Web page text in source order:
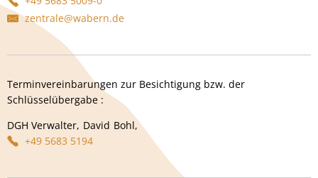
zentrale@wabern.de
Terminvereinbarungen zur Besichtigung bzw. der
Schlüsselübergabe :
DGH Verwalter, David Bohl, DGH Verwalter, David Bohl,
+49 5683 5194